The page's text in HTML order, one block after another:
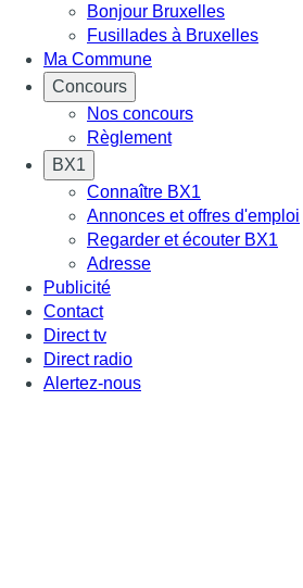
Bonjour Bruxelles
Fusillades à Bruxelles
Ma Commune
Concours
Nos concours
Règlement
BX1
Connaître BX1
Annonces et offres d'emploi
Regarder et écouter BX1
Adresse
Publicité
Contact
Direct tv
Direct radio
Alertez-nous